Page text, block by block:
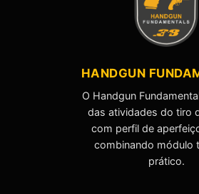
HANDGUN
O Handgun
das atividades do tiro
com perfil de
combinando módulo
prático.